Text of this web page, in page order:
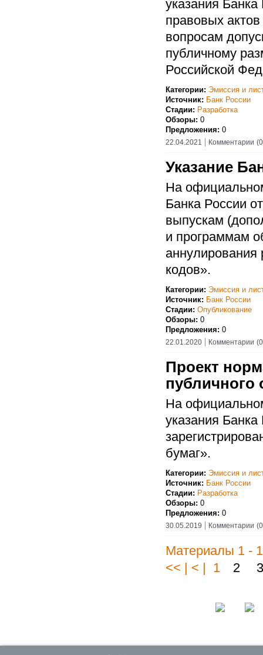
указания
правовых
вопросам
публичному
Российской
Категории: Эмиссия и
Источник: Банк России
Стадии: Разработка
Обзоры: 0
Предложения: 0
22.04.2021 Комментарии
Указание
На
Банка России
выпускам
и программам
аннулирования
кодов».
Категории: Эмиссия и
Источник: Банк России
Стадии: Опубликование
Обзоры: 0
Предложения: 0
22.01.2020 Комментарии
Проект
публичного
На
указания
бумаг».
Категории: Эмиссия и
Источник: Банк России
Стадии: Разработка
Обзоры: 0
Предложения: 0
30.05.2019 Комментарии
Материалы 1 -
<< | < | 1
2 3